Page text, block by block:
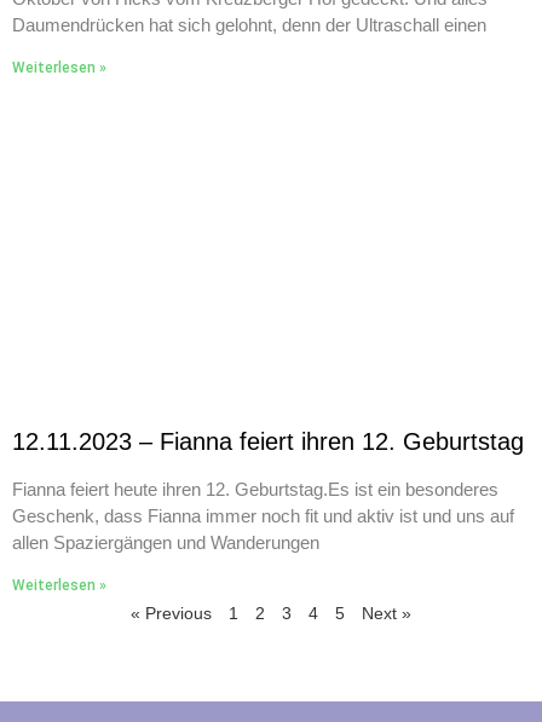
Daumendrücken hat sich gelohnt, denn der Ultraschall einen
Weiterlesen »
12.11.2023 – Fianna feiert ihren 12. Geburtstag
Fianna feiert heute ihren 12. Geburtstag.Es ist ein besonderes
Geschenk, dass Fianna immer noch fit und aktiv ist und uns auf
allen Spaziergängen und Wanderungen
Weiterlesen »
« Previous 1 2 3 4 5 Next »